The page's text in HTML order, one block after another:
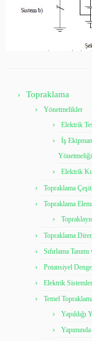
Topraklama
Yönetmelikler
Elektrik
İş
Yönetmeliği
Elektrik
Topraklama
Topraklama
Topraklama
Sıfırlama Tanımı
Potansiyel
Elektrik
Temel
Yapıldığı